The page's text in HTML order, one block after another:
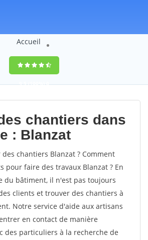
Accueil
9,5(100%)0
votes
chantiers dans
: Blanzat
chantiers Blanzat ? Comment
pour faire des travaux Blanzat ? En
du bâtiment, il n'est pas toujours
clients et trouver des chantiers à
Notre service d'aide aux artisans
en contact de manière
des particuliers à la recherche de